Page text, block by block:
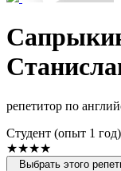
репетитор по
Cтудент (опыт 1 год)
★★★★
Выбрать этого